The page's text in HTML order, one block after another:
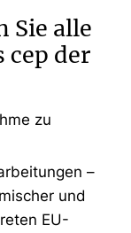
Sie alle
cep der
zu
–
und
EU-